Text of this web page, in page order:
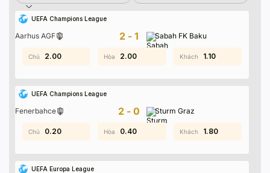
UEFA Champions League
Aarhus AGF 2-1 Sabah FK Baku
0.70 1.60 0.20
2.00 2.00 1.10
UEFA Champions League
Fenerbahce 2-0 Sturm Graz
0.90 1.90 0.20
0.20 0.40 1.80
UEFA Europa League